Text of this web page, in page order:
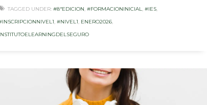
TAGGED UNDER: #8ªEDICION, #FORMACIONINICIAL, #IES,
, #NIVEL1, ENERO2026,